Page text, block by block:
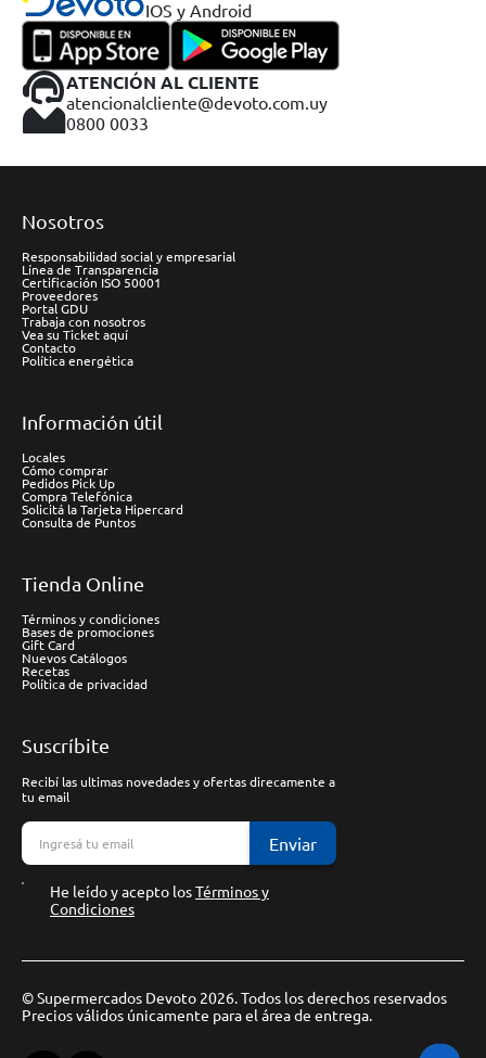
IOS y Android
ATENCIÓN AL CLIENTE
atencionalcliente@devoto.com.uy
0800 0033
Nosotros
Responsabilidad social y empresarial
Línea de Transparencia
Certificación ISO 50001
Proveedores
Portal GDU
Trabaja con nosotros
Vea su Ticket aquí
Contacto
Política energética
Información útil
Locales
Cómo comprar
Pedidos Pick Up
Compra Telefónica
Solicitá la Tarjeta Hipercard
Consulta de Puntos
Tienda Online
Términos y condiciones
Bases de promociones
Gift Card
Nuevos Catálogos
Recetas
Política de privacidad
Suscríbite
Recibí las ultimas novedades y ofertas direcamente a
tu email
Enviar
He leído y acepto losTérminos y
Condiciones
© Supermercados Devoto 2026. Todos los derechos reservados
Precios válidos únicamente para el área de entrega.